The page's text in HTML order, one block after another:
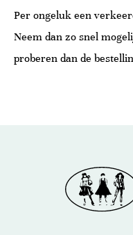
Per ongeluk een
Neem dan zo snel
proberen dan de